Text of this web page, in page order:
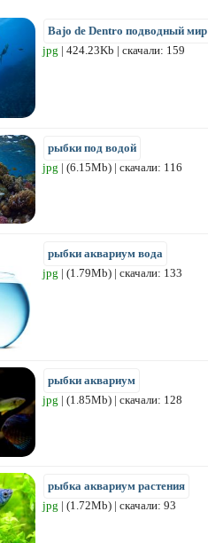
Bajo de Dentro подводный мир
jpg | 424.23Kb | скачали: 159
рыбки под водой
jpg | (6.15Mb) | скачали: 116
рыбки аквариум вода
jpg | (1.79Mb) | скачали: 133
рыбки аквариум
jpg | (1.85Mb) | скачали: 128
рыбка аквариум растения
jpg | (1.72Mb) | скачали: 93